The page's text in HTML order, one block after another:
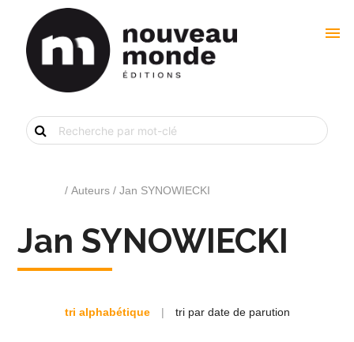
menu
Recherche
de
livre
/ Auteurs / Jan SYNOWIECKI
Jan SYNOWIECKI
tri alphabétique | tri par date de parution